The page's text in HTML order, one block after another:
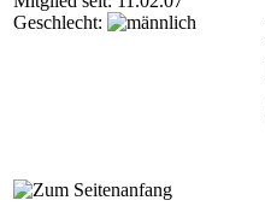
Geschlecht: